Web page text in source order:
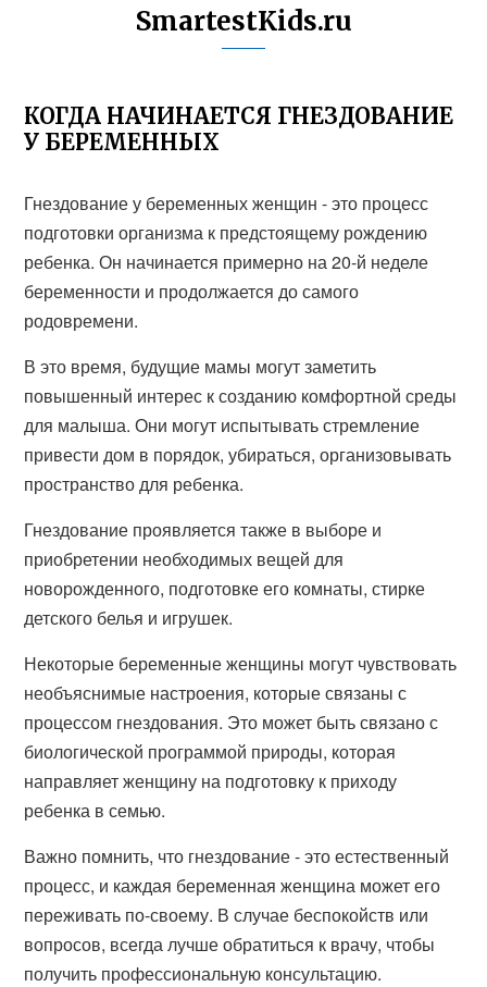
SmartestKids.ru
КОГДА НАЧИНАЕТСЯ ГНЕЗДОВАНИЕ
У БЕРЕМЕННЫХ
Гнездование у беременных женщин - это процесс
подготовки организма к предстоящему рождению
ребенка. Он начинается примерно на 20-й неделе
беременности и продолжается до самого
родовремени.
В это время, будущие мамы могут заметить
повышенный интерес к созданию комфортной среды
для малыша. Они могут испытывать стремление
привести дом в порядок, убираться, организовывать
пространство для ребенка.
Гнездование проявляется также в выборе и
приобретении необходимых вещей для
новорожденного, подготовке его комнаты, стирке
детского белья и игрушек.
Некоторые беременные женщины могут чувствовать
необъяснимые настроения, которые связаны с
процессом гнездования. Это может быть связано с
биологической программой природы, которая
направляет женщину на подготовку к приходу
ребенка в семью.
Важно помнить, что гнездование - это естественный
процесс, и каждая беременная женщина может его
переживать по-своему. В случае беспокойств или
вопросов, всегда лучше обратиться к врачу, чтобы
получить профессиональную консультацию.